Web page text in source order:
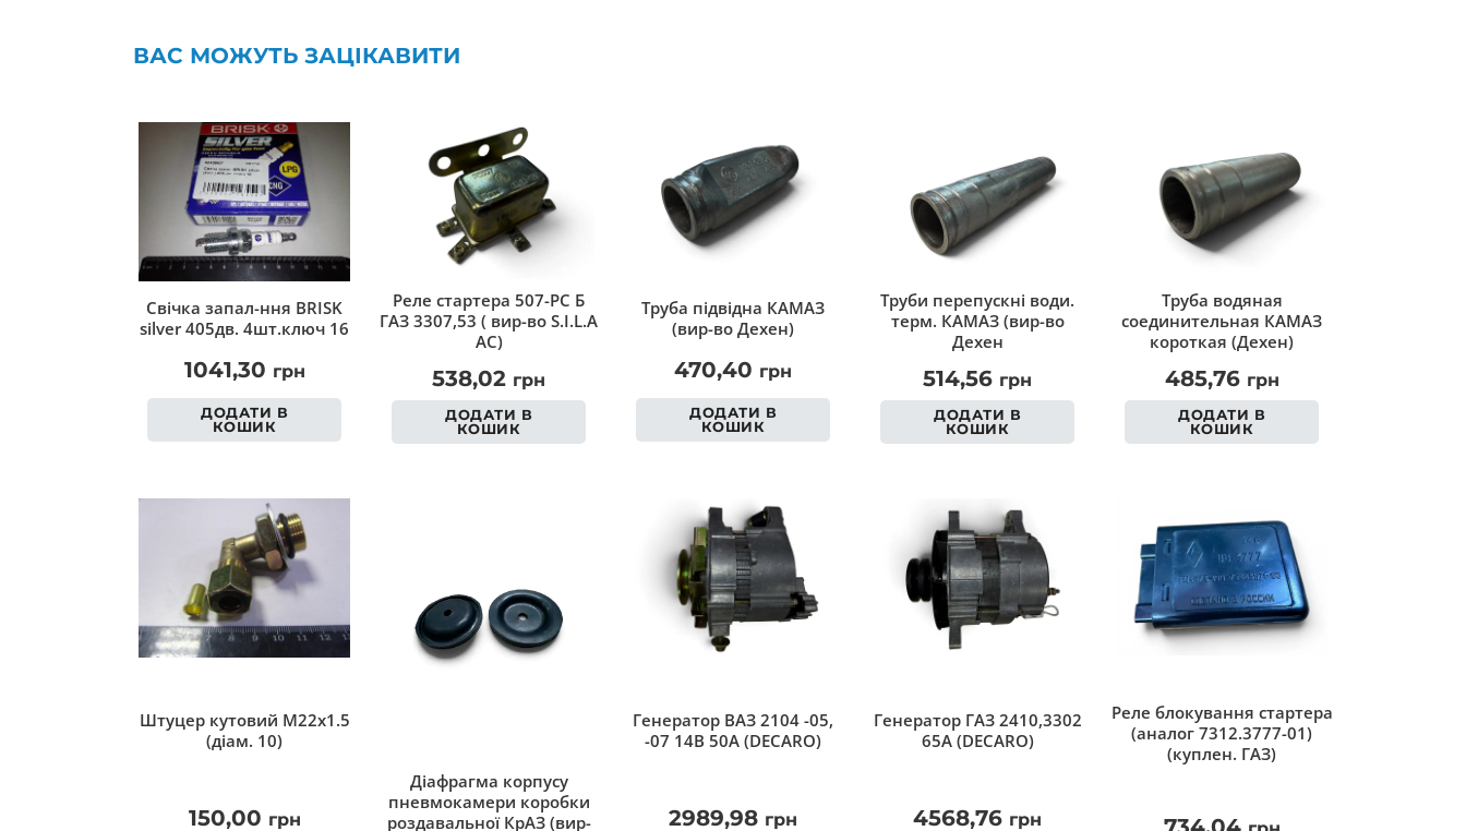
ВАС МОЖУТЬ ЗАЦІКАВИТИ
Свічка запал-ння BRISK
silver 405дв. 4шт.ключ 16
1041,30 грн
ДОДАТИ В
КОШИК
Реле стартера 507-РС Б
ГАЗ 3307,53 ( вир-во S.I.L.A
AC)
538,02 грн
ДОДАТИ В
КОШИК
Труба підвідна КАМАЗ
(вир-во Дехен)
470,40 грн
ДОДАТИ В
КОШИК
Труби перепускні води.
терм. КАМАЗ (вир-во
Дехен
514,56 грн
ДОДАТИ В
КОШИК
Труба водяная
соединительная КАМАЗ
короткая (Дехен)
485,76 грн
ДОДАТИ В
КОШИК
Штуцер кутовий M22x1.5
(діам. 10)
150,00 грн
Діафрагма корпусу
пневмокамери коробки
роздавальної КрАЗ (вир-
Генератор ВАЗ 2104 -05,
-07 14В 50А (DECARO)
2989,98 грн
Генератор ГАЗ 2410,3302
65А (DECARO)
4568,76 грн
Реле блокування стартера
(аналог 7312.3777-01)
(куплен. ГАЗ)